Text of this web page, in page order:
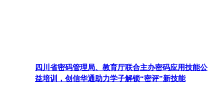
四川省密码管理局、教育厅联合主办密码应用技能公
益培训，创信华通助力学子解锁“密评”新技能